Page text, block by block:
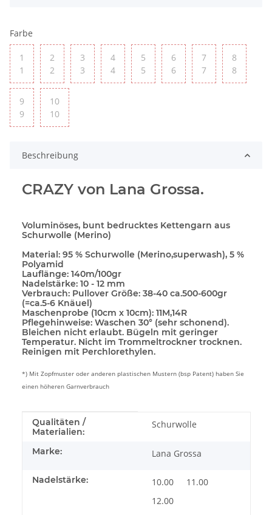
Farbe
1
1
2
2
3
3
4
4
5
5
6
6
7
7
8
8
9
9
10
10
Beschreibung
CRAZY von Lana Grossa.
Voluminöses, bunt bedrucktes Kettengarn aus
Schurwolle (Merino)
Material: 95 % Schurwolle (Merino,superwash), 5 %
Polyamid
Lauflänge: 140m/100gr
Nadelstärke: 10 - 12 mm
Verbrauch: Pullover Größe: 38-40 ca.500-600gr
(=ca.5-6 Knäuel)
Maschenprobe (10cm x 10cm): 11M,14R
Pflegehinweise: Waschen 30° (sehr schonend).
Bleichen nicht erlaubt. Bügeln mit geringer
Temperatur. Nicht im Trommeltrockner trocknen.
Reinigen mit Perchlorethylen.
*) Mit Zopfmuster oder anderen plastischen Mustern (bsp Patent) haben Sie
einen höheren Garnverbrauch
Produkteigenschaft
Wert
Qualitäten /
Materialien:
Schurwolle
Marke: Lana Grossa
Nadelstärke: 10.00
11.00
12.00